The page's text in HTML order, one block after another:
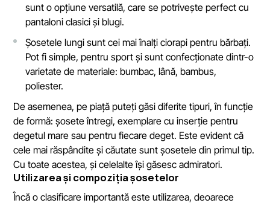
sunt o opțiune versatilă, care se potrivește perfect cu
pantaloni clasici și blugi.
Șosetele lungi sunt cei mai înalți ciorapi pentru bărbați.
Pot fi simple, pentru sport și sunt confecționate dintr-o
varietate de materiale: bumbac, lână, bambus,
poliester.
De asemenea, pe piață puteți găsi diferite tipuri, în funcție
de formă: șosete întregi, exemplare cu inserție pentru
degetul mare sau pentru fiecare deget. Este evident că
cele mai răspândite și căutate sunt șosetele din primul tip.
Cu toate acestea, și celelalte își găsesc admiratori.
Utilizarea și compoziția șosetelor
Încă o clasificare importantă este utilizarea, deoarece